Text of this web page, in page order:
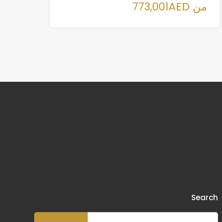
من 773,001AED
Search